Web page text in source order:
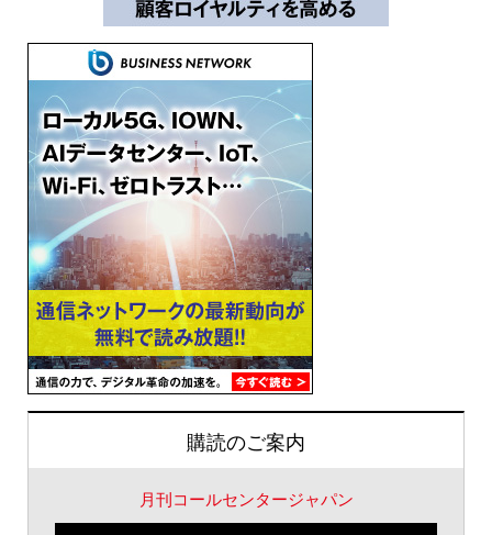
購読のご案内
月刊コールセンタージャパン